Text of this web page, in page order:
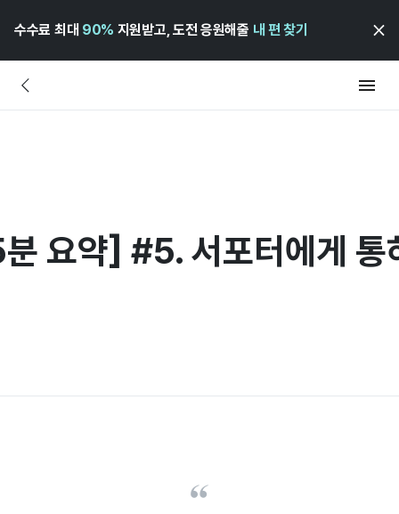
수수료 최대 90% 지원받고, 도전 응원해줄 내 편 찾기
요약] #5. 서포터에게 통